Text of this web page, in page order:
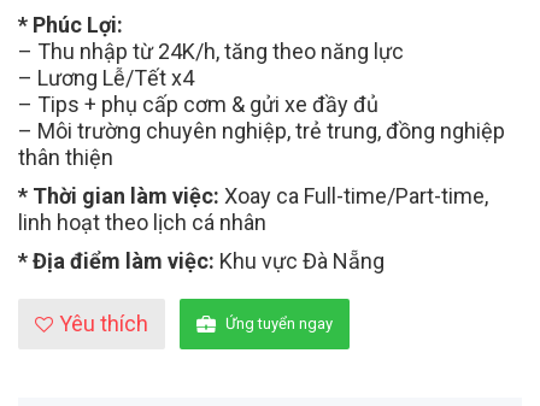
* Phúc Lợi:
– Thu nhập từ 24K/h, tăng theo năng lực
– Lương Lễ/Tết x4
– Tips + phụ cấp cơm & gửi xe đầy đủ
– Môi trường chuyên nghiệp, trẻ trung, đồng nghiệp
thân thiện
* Thời gian làm việc: Xoay ca Full-time/Part-time,
linh hoạt theo lịch cá nhân
* Địa điểm làm việc: Khu vực Đà Nẵng
Yêu thích Ứng tuyển ngay